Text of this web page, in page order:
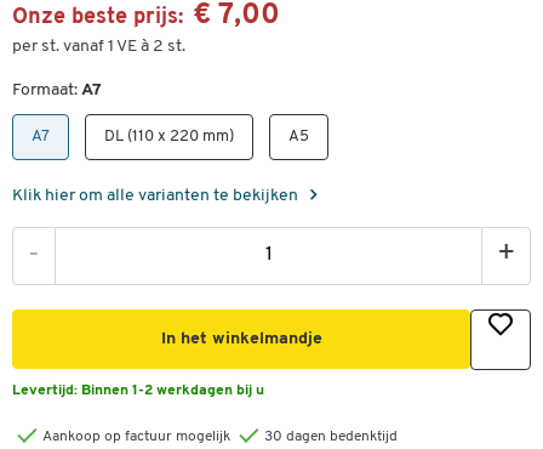
Onze beste prijs: € 7,00
per st. vanaf 1 VE à 2 st.
Formaat: A7
A7 DL (110 x 220 mm) A5
Klik hier om alle varianten te bekijken
- +
In het winkelmandje
Levertijd: Binnen 1-2 werkdagen bij u
Aankoop op factuur mogelijk
30 dagen bedenktijd